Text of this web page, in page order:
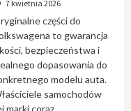
–
7 kwietnia 2026
części do
to gwarancja
bezpieczeństwa i
dopasowania do
modelu auta.
samochodów
marki coraz...